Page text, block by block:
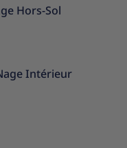
Hors-Sol
Intérieur